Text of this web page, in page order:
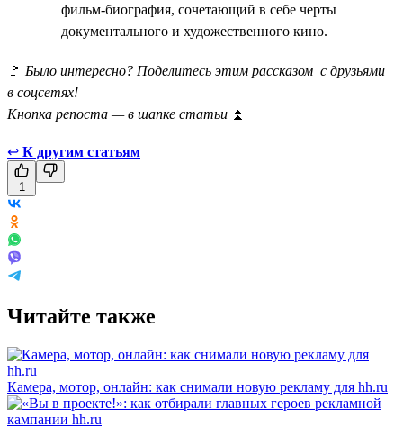
фильм-биография, сочетающий в себе черты
документального и художественного кино.
🚩 Было интересно? Поделитесь этим рассказом с друзьями
в соцсетях!
Кнопка репоста — в шапке статьи ⏫
↩ К другим статьям
1
Читайте также
Камера, мотор, онлайн: как снимали новую рекламу для hh.ru